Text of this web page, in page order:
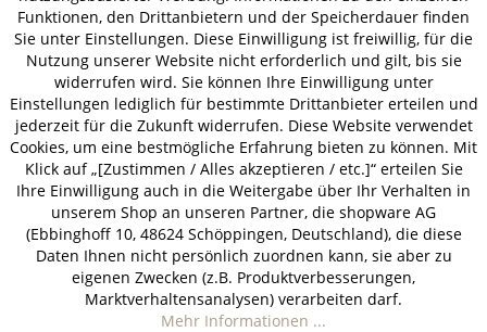
* Alle Preise inkl. gesetzl. Mehrwertsteuer zzgl.Versandkosten.
Funktionen, den Drittanbietern und der Speicherdauer finden
Sie unter Einstellungen. Diese Einwilligung ist freiwillig, für die
Nutzung unserer Website nicht erforderlich und gilt, bis sie
widerrufen wird. Sie können Ihre Einwilligung unter
Einstellungen lediglich für bestimmte Drittanbieter erteilen und
jederzeit für die Zukunft widerrufen. Diese Website verwendet
Cookies, um eine bestmögliche Erfahrung bieten zu können. Mit
Klick auf „[Zustimmen / Alles akzeptieren / etc.]“ erteilen Sie
Ihre Einwilligung auch in die Weitergabe über Ihr Verhalten in
unserem Shop an unseren Partner, die shopware AG
(Ebbinghoff 10, 48624 Schöppingen, Deutschland), die diese
Daten Ihnen nicht persönlich zuordnen kann, sie aber zu
eigenen Zwecken (z.B. Produktverbesserungen,
Marktverhaltensanalysen) verarbeiten darf.
Mehr Informationen ...